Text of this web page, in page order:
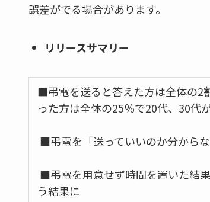
誤差がでる場合があります。
リリースサマリー
■弔電を送ると答えた方は全体の2
った方は全体の25％で20代、30代
■弔電を「送っていいのか分から
■弔電を用意せず時間を置いた結
う結果に